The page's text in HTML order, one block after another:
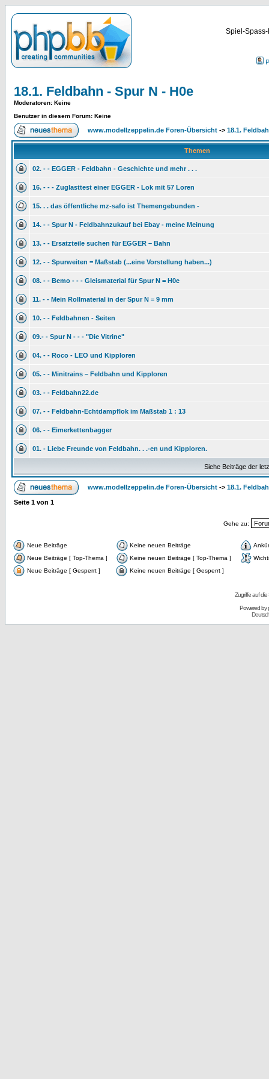
Spiel-
18.1. Feldbahn - Spur N - H0e
Moderatoren: Keine
Benutzer in diesem Forum: Keine
www.modellzeppelin.de Foren-Übersicht -> 18.1.
Themen
02. - - EGGER - Feldbahn - Geschichte und mehr . . .
16. - - - Zuglasttest einer EGGER - Lok mit 57 Loren
15. . . das öffentliche mz-safo ist Themengebunden -
14. - - Spur N - Feldbahnzukauf bei Ebay - meine Meinung
13. - - Ersatzteile suchen für EGGER – Bahn
12. - - Spurweiten = Maßstab (...eine Vorstellung haben...)
08. - - Bemo - - - Gleismaterial für Spur N = H0e
11. - - Mein Rollmaterial in der Spur N = 9 mm
10. - - Feldbahnen - Seiten
09.- - Spur N - - - "Die Vitrine"
04. - - Roco - LEO und Kipploren
05. - - Minitrains – Feldbahn und Kipploren
03. - - Feldbahn22.de
07. - - Feldbahn-Echtdampflok im Maßstab 1 : 13
06. - - Eimerkettenbagger
01. - Liebe Freunde von Feldbahn. . .-en und Kipploren.
Siehe Beiträge der
www.modellzeppelin.de Foren-Übersicht -> 18.1.
Seite 1 von 1
Gehe zu:
Neue Beiträge Keine neuen Beiträge
Neue Beiträge [ Top-Thema ]
Keine neuen Beiträge [ Top-Thema ]
Neue Beiträge [ Gesperrt ]
Keine neuen Beiträge [ Gesperrt ]
Zugriffe auf
Powered by